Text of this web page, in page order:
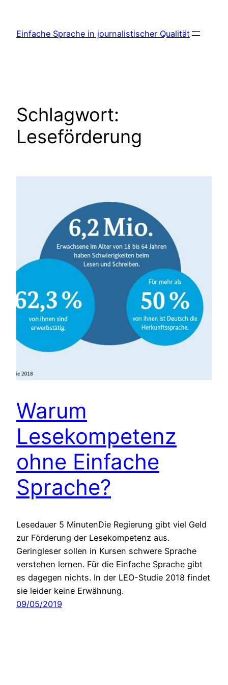
springen
Einfache Sprache in journalistischer Qualität
Schlagwort:
Leseförderung
Warum
Lesekompetenz
ohne Einfache
Sprache?
Lesedauer 5 MinutenDie Regierung gibt viel Geld
zur Förderung der Lesekompetenz aus.
Geringleser sollen in Kursen schwere Sprache
verstehen lernen. Für die Einfache Sprache gibt
es dagegen nichts. In der LEO-Studie 2018 findet
sie leider keine Erwähnung.
09/05/2019